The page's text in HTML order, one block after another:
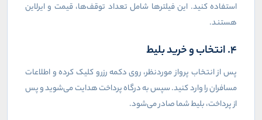
استفاده کنید. این فیلترها شامل تعداد توقف‌ها، قیمت و ایرلاین
هستند.
۴. انتخاب و خرید بلیط
پس از انتخاب پرواز موردنظر، روی دکمه رزرو کلیک کرده و اطلاعات
مسافران را وارد کنید. سپس به درگاه پرداخت هدایت می‌شوید و پس
از پرداخت، بلیط شما صادر می‌شود.